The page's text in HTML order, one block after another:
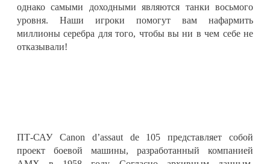
однако самыми доходными являются танки восьмого
уровня. Наши игроки помогут вам нафармить
миллионы серебра для того, чтобы вы ни в чем себе не
отказывали!
ПТ-САУ Canon d’assaut de 105 представляет собой
проект боевой машины, разработанный компанией